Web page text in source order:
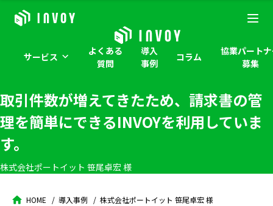
サービス
よくある
質問
導入
事例
コラム
協業パート
募集
取引件数が増えてきたため、請求書の管
理を簡単にできるINVOYを利用していま
す。
株式会社ポートイット 笹尾卓宏 様
HOME 導入事例 株式会社ポートイット 笹尾卓宏 様